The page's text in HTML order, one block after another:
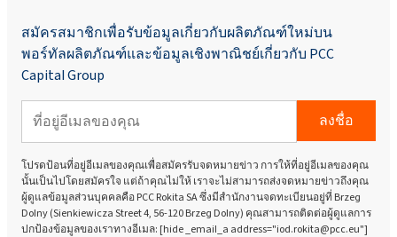
สมัครสมาชิกเพื่อรับข้อมูลเกี่ยวกับผลิตภัณฑ์ใหม่บน
พอร์ทัลผลิตภัณฑ์และข้อมูลเชิงพาณิชย์เกี่ยวกับ PCC
Capital Group
ลงชื่อ
โปรดป้อนที่อยู่อีเมลของคุณเพื่อสมัครรับจดหมายข่าว การให้ที่อยู่อีเมลของคุณ
นั้นเป็นไปโดยสมัครใจ แต่ถ้าคุณไม่ให้ เราจะไม่สามารถส่งจดหมายข่าวถึงคุณ
ผู้ดูแลข้อมูลส่วนบุคคลคือ PCC Rokita SA ซึ่งมีสำนักงานจดทะเบียนอยู่ที่ Brzeg
Dolny (Sienkiewicza Street 4, 56-120 Brzeg Dolny) คุณสามารถติดต่อผู้ดูแลการ
ปกป้องข้อมูลของเราทางอีเมล: [hide _email_a address="iod.rokita@pcc.eu"]